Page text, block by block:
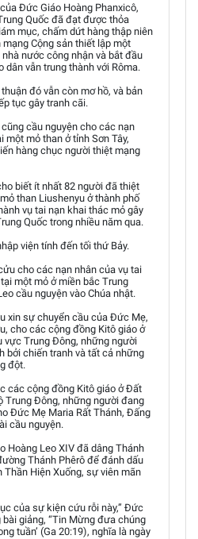
Đức Giáo Hoàng Phanxicô,
Quốc đã đạt được thỏa
mục, chấm dứt hàng thập niên
Cộng sản thiết lập một
nước công nhận và bắt đầu
dân vẫn trung thành với Rôma.
đó vẫn còn mơ hồ, và bản
tục gây tranh cãi.
cầu nguyện cho các nạn
một mỏ than ở tỉnh Sơn Tây,
hàng chục người thiệt mạng
biết ít nhất 82 người đã thiệt
than Liushenyu ở thành phố
vụ tai nạn khai thác mỏ gây
Quốc trong nhiều năm qua.
viện tính đến tối thứ Bảy.
cho các nạn nhân của vụ tai
một mỏ ở miền bắc Trung
cầu nguyện vào Chúa nhật.
xin sự chuyển cầu của Đức Mẹ,
cho các cộng đồng Kitô giáo ở
vực Trung Đông, những người
bởi chiến tranh và tất cả những
đột.
các cộng đồng Kitô giáo ở Đất
Trung Đông, những người đang
Đức Mẹ Maria Rất Thánh, Đấng
cầu nguyện.
Hoàng Leo XIV đã dâng Thánh
Thánh Phêrô để đánh dấu
Thần Hiện Xuống, sự viên mãn
của sự kiện cứu rỗi này,” Đức
giảng, “Tin Mừng đưa chúng
tuần’ (Ga 20:19), nghĩa là ngày